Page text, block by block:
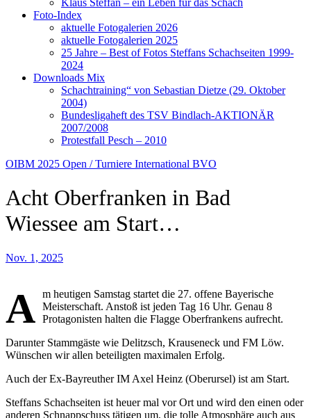
Klaus Steffan – ein Leben für das Schach
Foto-Index
aktuelle Fotogalerien 2026
aktuelle Fotogalerien 2025
25 Jahre – Best of Fotos Steffans Schachseiten 1999-
2024
Downloads Mix
Schachtraining“ von Sebastian Dietze (29. Oktober
2004)
Bundesligaheft des TSV Bindlach-AKTIONÄR
2007/2008
Protestfall Pesch – 2010
OIBM 2025 Open / Turniere International BVO
Acht Oberfranken in Bad
Wiessee am Start…
Nov. 1, 2025
A m heutigen Samstag startet die 27. offene Bayerische
Meisterschaft. Anstoß ist jeden Tag 16 Uhr. Genau 8
Protagonisten halten die Flagge Oberfrankens aufrecht.
Darunter Stammgäste wie Delitzsch, Krauseneck und FM Löw.
Wünschen wir allen beteiligten maximalen Erfolg.
Auch der Ex-Bayreuther IM Axel Heinz (Oberursel) ist am Start.
Steffans Schachseiten ist heuer mal vor Ort und wird den einen oder
anderen Schnappschuss tätigen um, die tolle Atmosphäre auch aus